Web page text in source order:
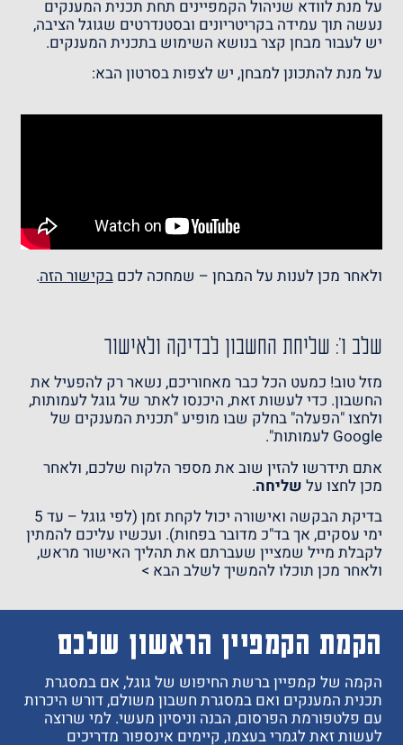
על מנת לוודא שניהול הקמפיינים תחת תכנית המענקים
נעשה תוך עמידה בקריטריונים ובסטנדרטים שגוגל הציבה,
יש לעבור מבחן קצר בנושא השימוש בתכנית המענקים.
על מנת להתכונן למבחן, יש לצפות בסרטון הבא:
ולאחר מכן לענות על המבחן – שמחכה לכםבקישור הזה.
שלב ו': שליחת החשבון לבדיקה ולאישור
מזל טוב! כמעט הכל כבר מאחוריכם, נשאר רק להפעיל את
החשבון. כדי לעשות זאת, היכנסו לאתר של גוגל לעמותות,
ולחצו "הפעלה" בחלק שבו מופיע "תכנית המענקים של
Google לעמותות".
אתם תידרשו להזין שוב את מספר הלקוח שלכם, ולאחר
מכן לחצו על שליחה.
בדיקת הבקשה ואישורה יכול לקחת זמן (לפי גוגל – עד 5
ימי עסקים, אך בד"כ מדובר בפחות). ועכשיו עליכם להמתין
לקבלת מייל שמציין שעברתם את תהליך האישור מראש,
ולאחר מכן תוכלו להמשיך לשלב הבא >
הקמת הקמפיין הראשון שלכם
הקמה של קמפיין ברשת החיפוש של גוגל, אם במסגרת
תכנית המענקים ואם במסגרת חשבון משולם, דורש היכרות
עם פלטפורמת הפרסום, הבנה וניסיון מעשי. למי שרוצה
לעשות זאת לגמרי בעצמו, קיימים אינספור מדריכים